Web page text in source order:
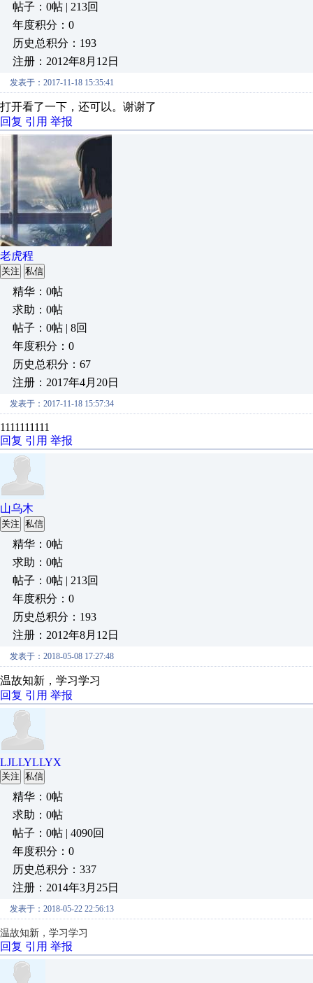
帖子：0帖 | 213回
年度积分：0
历史总积分：193
注册：2012年8月12日
发表于：2017-11-18 15:35:41
打开看了一下，还可以。谢谢了
回复 引用 举报
老虎程
关注 私信
精华：0帖
求助：0帖
帖子：0帖 | 8回
年度积分：0
历史总积分：67
注册：2017年4月20日
发表于：2017-11-18 15:57:34
1111111111
回复 引用 举报
山乌木
关注 私信
精华：0帖
求助：0帖
帖子：0帖 | 213回
年度积分：0
历史总积分：193
注册：2012年8月12日
发表于：2018-05-08 17:27:48
温故知新，学习学习
回复 引用 举报
LJLLYLLYX
关注 私信
精华：0帖
求助：0帖
帖子：0帖 | 4090回
年度积分：0
历史总积分：337
注册：2014年3月25日
发表于：2018-05-22 22:56:13
温故知新，学习学习
回复 引用 举报